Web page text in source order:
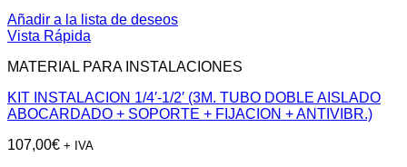
Añadir a la lista de deseos
Vista Rápida
MATERIAL PARA INSTALACIONES
KIT INSTALACION 1/4′-1/2′ (3M. TUBO DOBLE AISLADO
ABOCARDADO + SOPORTE + FIJACION + ANTIVIBR.)
107,00€ + IVA